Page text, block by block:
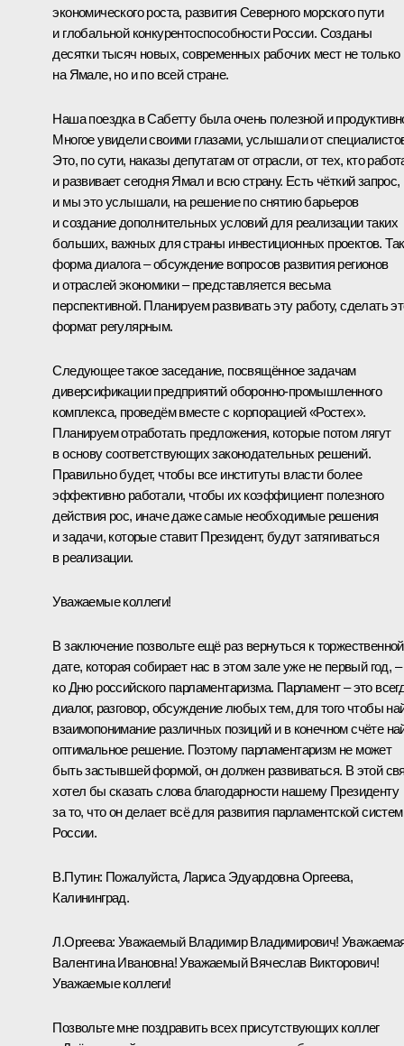
экономического роста, развития Северного морского пути
и глобальной конкурентоспособности России. Созданы
десятки тысяч новых, современных рабочих мест не только
на Ямале, но и по всей стране.
Наша поездка в Сабетту была очень полезной и
Многое увидели своими глазами, услышали от
Это, по сути, наказы депутатам от отрасли, от тех, кто
и развивает сегодня Ямал и всю страну. Есть чёткий запрос,
и мы это услышали, на решение по снятию барьеров
и создание дополнительных условий для реализации таких
больших, важных для страны инвестиционных проектов.
форма диалога – обсуждение вопросов развития регионов
и отраслей экономики – представляется весьма
перспективной. Планируем развивать эту работу, сделать
формат регулярным.
Следующее такое заседание, посвящённое задачам
диверсификации предприятий оборонно-промышленного
комплекса, проведём вместе с корпорацией «Ростех».
Планируем отработать предложения, которые потом лягут
в основу соответствующих законодательных решений.
Правильно будет, чтобы все институты власти более
эффективно работали, чтобы их коэффициент полезного
действия рос, иначе даже самые необходимые решения
и задачи, которые ставит Президент, будут затягиваться
в реализации.
Уважаемые коллеги!
В заключение позвольте ещё раз вернуться к торжественной
дате, которая собирает нас в этом зале уже не первый год, –
ко Дню российского парламентаризма. Парламент – это
диалог, разговор, обсуждение любых тем, для того чтобы
взаимопонимание различных позиций и в конечном счёте
оптимальное решение. Поэтому парламентаризм не может
быть застывшей формой, он должен развиваться. В этой
хотел бы сказать слова благодарности нашему Президенту
за то, что он делает всё для развития парламентской
России.
В.Путин: Пожалуйста, Лариса Эдуардовна Оргеева,
Калининград.
Л.Оргеева: Уважаемый Владимир Владимирович!
Валентина Ивановна! Уважаемый Вячеслав Викторович!
Уважаемые коллеги!
Позвольте мне поздравить всех присутствующих коллег